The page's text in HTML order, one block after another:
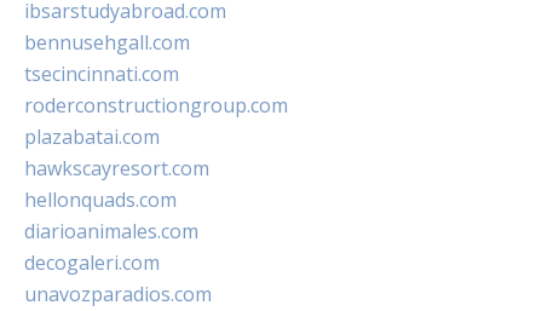
ibsarstudyabroad.com
bennusehgall.com
tsecincinnati.com
roderconstructiongroup.com
plazabatai.com
hawkscayresort.com
hellonquads.com
diarioanimales.com
decogaleri.com
unavozparadios.com